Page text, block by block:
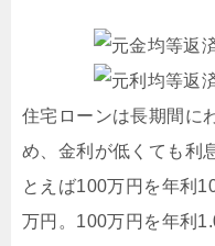
住宅ローンは長期間に
め、金利が低くても利
とえば100万円を年利
万円。100万円を年利